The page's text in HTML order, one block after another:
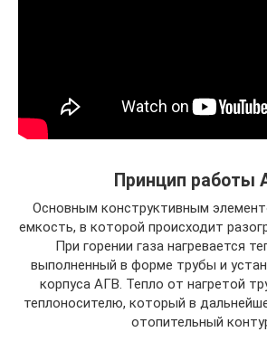
Принцип работы
Основным конструктивным
емкость, в которой происходит
При горении газа нагревается
выполненный в форме трубы и
корпуса АГВ. Тепло от нагретой
теплоносителю, который в
отопительный